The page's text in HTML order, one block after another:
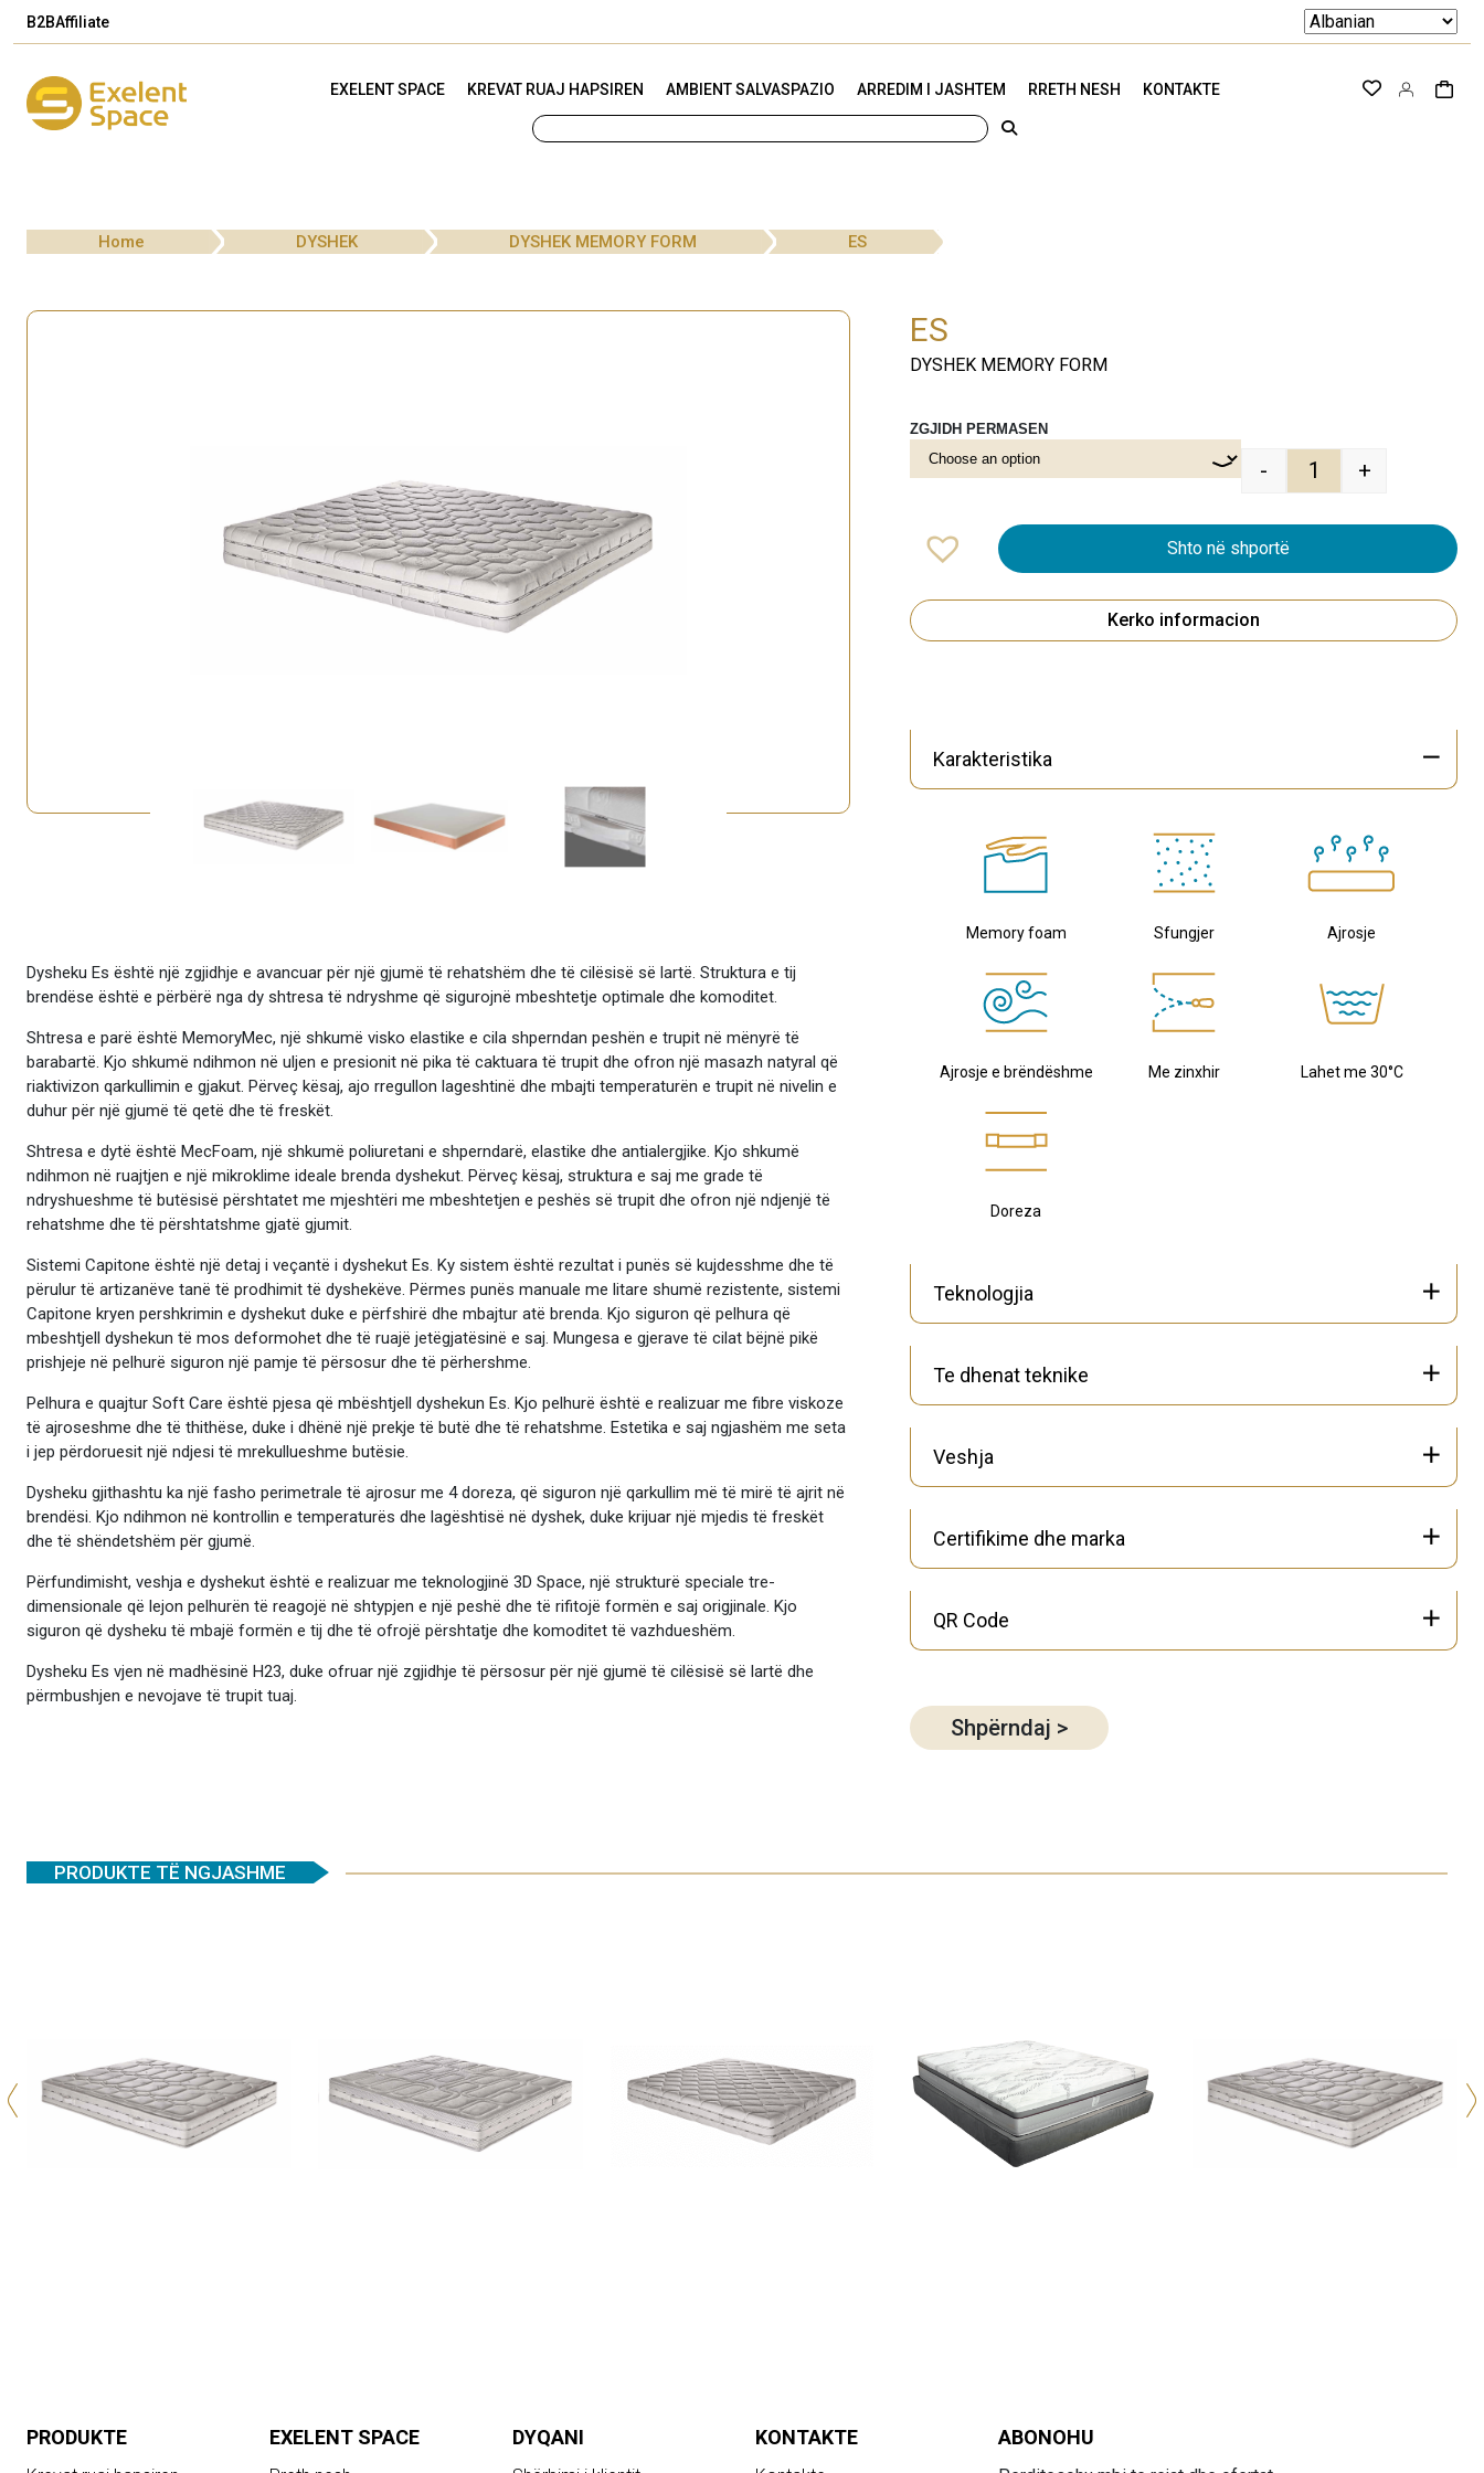
B2BAffiliate
EXELENT SPACE KREVAT RUAJ HAPSIREN AMBIENT SALVASPAZIO ARREDIM I JASHTEM RRETH NESH KONTAKTE
Home DYSHEK DYSHEK MEMORY FORM ES
Dysheku Es është një zgjidhje e avancuar për një gjumë të rehatshëm dhe të cilësisë së lartë. Struktura e tij
brendëse është e përbërë nga dy shtresa të ndryshme që sigurojnë mbeshtetje optimale dhe komoditet.
Shtresa e parë është MemoryMec, një shkumë visko elastike e cila shperndan peshën e trupit në mënyrë të
barabartë. Kjo shkumë ndihmon në uljen e presionit në pika të caktuara të trupit dhe ofron një masazh natyral që
riaktivizon qarkullimin e gjakut. Përveç kësaj, ajo rregullon lageshtinë dhe mbajti temperaturën e trupit në nivelin e
duhur për një gjumë të qetë dhe të freskët.
Shtresa e dytë është MecFoam, një shkumë poliuretani e shperndarë, elastike dhe antialergjike. Kjo shkumë
ndihmon në ruajtjen e një mikroklime ideale brenda dyshekut. Përveç kësaj, struktura e saj me grade të
ndryshueshme të butësisë përshtatet me mjeshtëri me mbeshtetjen e peshës së trupit dhe ofron një ndjenjë të
rehatshme dhe të përshtatshme gjatë gjumit.
Sistemi Capitone është një detaj i veçantë i dyshekut Es. Ky sistem është rezultat i punës së kujdesshme dhe të
përulur të artizanëve tanë të prodhimit të dyshekëve. Përmes punës manuale me litare shumë rezistente, sistemi
Capitone kryen pershkrimin e dyshekut duke e përfshirë dhe mbajtur atë brenda. Kjo siguron që pelhura që
mbeshtjell dyshekun të mos deformohet dhe të ruajë jetëgjatësinë e saj. Mungesa e gjerave të cilat bëjnë pikë
prishjeje në pelhurë siguron një pamje të përsosur dhe të përhershme.
Pelhura e quajtur Soft Care është pjesa që mbështjell dyshekun Es. Kjo pelhurë është e realizuar me fibre viskoze
të ajroseshme dhe të thithëse, duke i dhënë një prekje të butë dhe të rehatshme. Estetika e saj ngjashëm me seta
i jep përdoruesit një ndjesi të mrekullueshme butësie.
Dysheku gjithashtu ka një fasho perimetrale të ajrosur me 4 doreza, që siguron një qarkullim më të mirë të ajrit në
brendësi. Kjo ndihmon në kontrollin e temperaturës dhe lagështisë në dyshek, duke krijuar një mjedis të freskët
dhe të shëndetshëm për gjumë.
Përfundimisht, veshja e dyshekut është e realizuar me teknologjinë 3D Space, një strukturë speciale tre-
dimensionale që lejon pelhurën të reagojë në shtypjen e një peshë dhe të rifitojë formën e saj origjinale. Kjo
siguron që dysheku të mbajë formën e tij dhe të ofrojë përshtatje dhe komoditet të vazhdueshëm.
Dysheku Es vjen në madhësinë H23, duke ofruar një zgjidhje të përsosur për një gjumë të cilësisë së lartë dhe
përmbushjen e nevojave të trupit tuaj.
ES
DYSHEK MEMORY FORM
ZGJIDH PERMASEN
ES quantity
- +
Shto në shportë
Kerko informacion
Karakteristika
Memory foam Sfungjer Ajrosje
Ajrosje e brëndëshme Me zinxhir Lahet me 30°C
Doreza
Teknologjia
Te dhenat teknike
Veshja
Certifikime dhe marka
QR Code
Shpërndaj >
PRODUKTE TË NGJASHME
PRODUKTE EXELENT SPACE DYQANI KONTAKTE ABONOHU